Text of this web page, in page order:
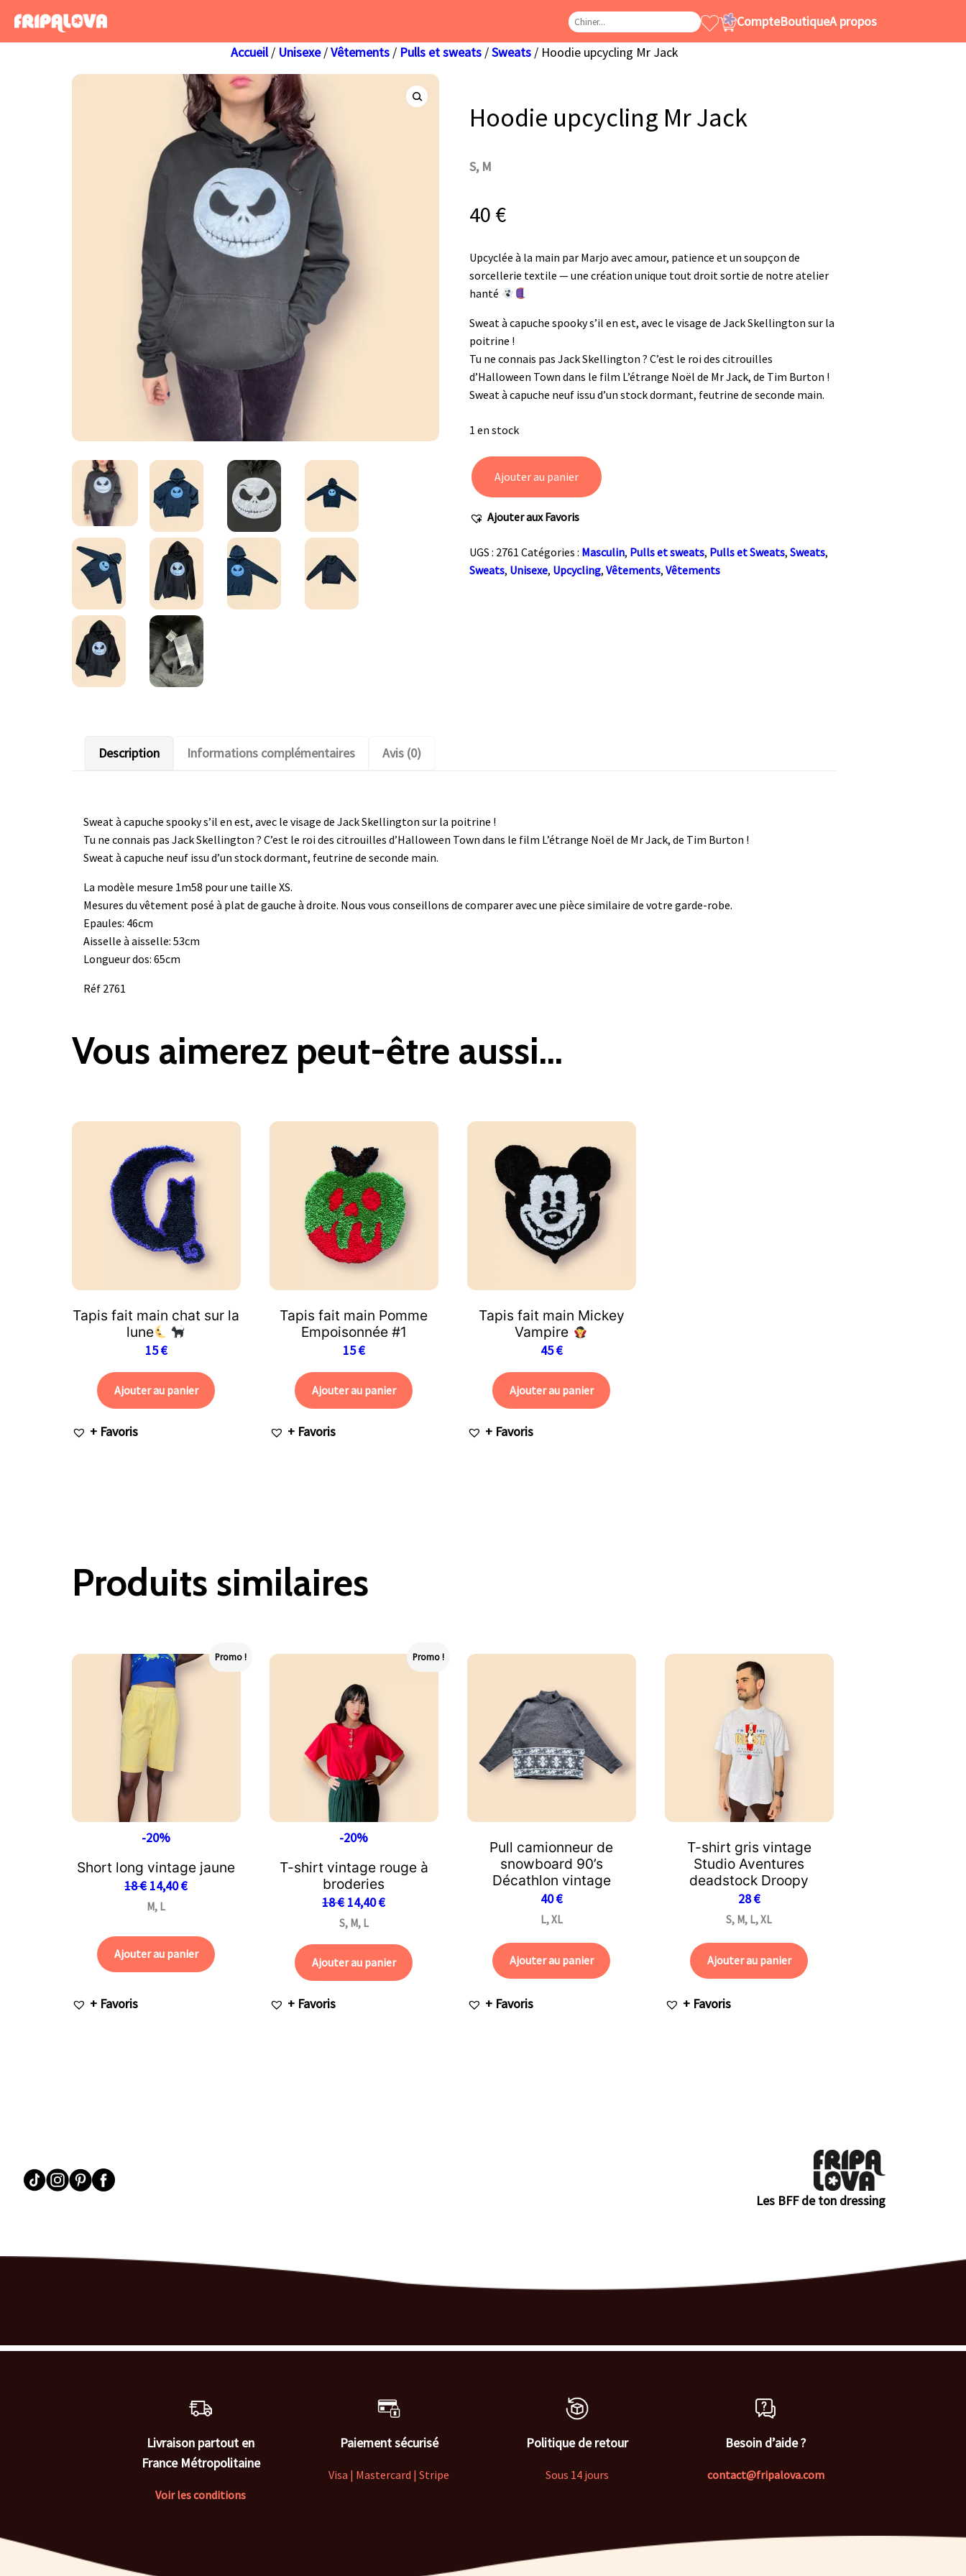
CompteBoutiqueA propos
Accueil/ Unisexe/Vêtements/ Pulls et sweats/Sweats/ Hoodie upcycling Mr Jack
Hoodie upcycling Mr Jack
S, M
40 €
Upcyclée à la main par Marjo avec amour, patience et un soupçon de
sorcellerie textile — une création unique tout droit sortie de notre atelier
hanté
Sweat à capuche spooky s’il en est, avec le visage de Jack Skellington sur la
poitrine !
Tu ne connais pas Jack Skellington ? C’est le roi des citrouilles
d’Halloween Town dans le film L’étrange Noël de Mr Jack, de Tim Burton !
Sweat à capuche neuf issu d’un stock dormant, feutrine de seconde main.
1 en stock
quantité
Hoodie
Mr
Jack
Ajouter au panier
Ajouter aux Favoris
UGS : 2761 Catégories : Masculin, Pulls et sweats, Pulls et Sweats,Sweats,
Sweats, Unisexe, Upcycling,Vêtements,Vêtements
Description Informations complémentaires Avis (0)
Sweat à capuche spooky s’il en est, avec le visage de Jack Skellington sur la poitrine !
Tu ne connais pas Jack Skellington ? C’est le roi des citrouilles d’Halloween Town dans le film L’étrange Noël de Mr Jack, de Tim Burton !
Sweat à capuche neuf issu d’un stock dormant, feutrine de seconde main.
La modèle mesure 1m58 pour une taille XS.
Mesures du vêtement posé à plat de gauche à droite. Nous vous conseillons de comparer avec une pièce similaire de votre garde-robe.
Epaules: 46cm
Aisselle à aisselle: 53cm
Longueur dos: 65cm
Réf 2761
Vous aimerez peut-être aussi…
Tapis fait main chat sur la
lune
15€
Ajouter au panier
+ Favoris
Tapis fait main Pomme
Empoisonnée #1
15€
Ajouter au panier
+ Favoris
Tapis fait main Mickey
Vampire
45€
Ajouter au panier
+ Favoris
Produits similaires
Promo !
-20%
Short long vintage jaune
18€ 14,40€
M, L
Ajouter au panier
+ Favoris
Promo !
-20%
T-shirt vintage rouge à
broderies
18€ 14,40€
S, M, L
Ajouter au panier
+ Favoris
Pull camionneur de
snowboard 90’s
Décathlon vintage
40€
L, XL
Ajouter au panier
+ Favoris
T-shirt gris vintage
Studio Aventures
deadstock Droopy
28€
S, M, L, XL
Ajouter au panier
+ Favoris
Les BFF de ton dressing
Livraison partout en
France Métropolitaine
Voir les conditions
Paiement sécurisé
Visa | Mastercard | Stripe
Politique de retour
Sous 14 jours
Besoin d’aide ?
contact@fripalova.com